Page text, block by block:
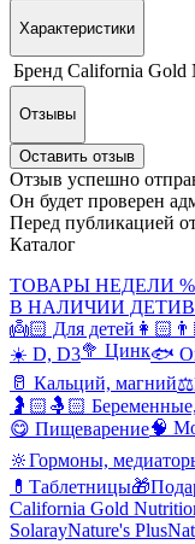
Характеристики
Бренд California Gold
Отзывы
Оставить отзыв
Отзыв успешно
Он будет проверен
Перед публикацией
Каталог
ТОВАРЫ НЕДЕЛИ %
В НАЛИЧИИ ДЕТИ
👼🏻 Для детей
☀️ D, D3🥦 Цинк🐟
🥛 Кальций, магний
🤰🏻🤱🏻
😋 Пищеварение🧠
🔆Гормоны,
💊Таблетницы
California Gold
SolarayNature's Plus